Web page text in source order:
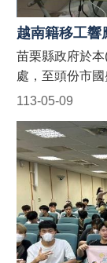
宣
位
學
習
相
關
結
消
除
校為宣導對象
處：受理以外
對象之申請。
人士宣導團 #
#苗栗縣政府防
#LINE官方帳號
線 http://
越南籍移工響
113-05-09
苗栗縣政府於
處，至頭份市
動」、「人口
藍心行動的目
動員國際組織
防制人口販運
24小時免費專
語言諮詢保護
移民署：02-
案件檢舉專線)